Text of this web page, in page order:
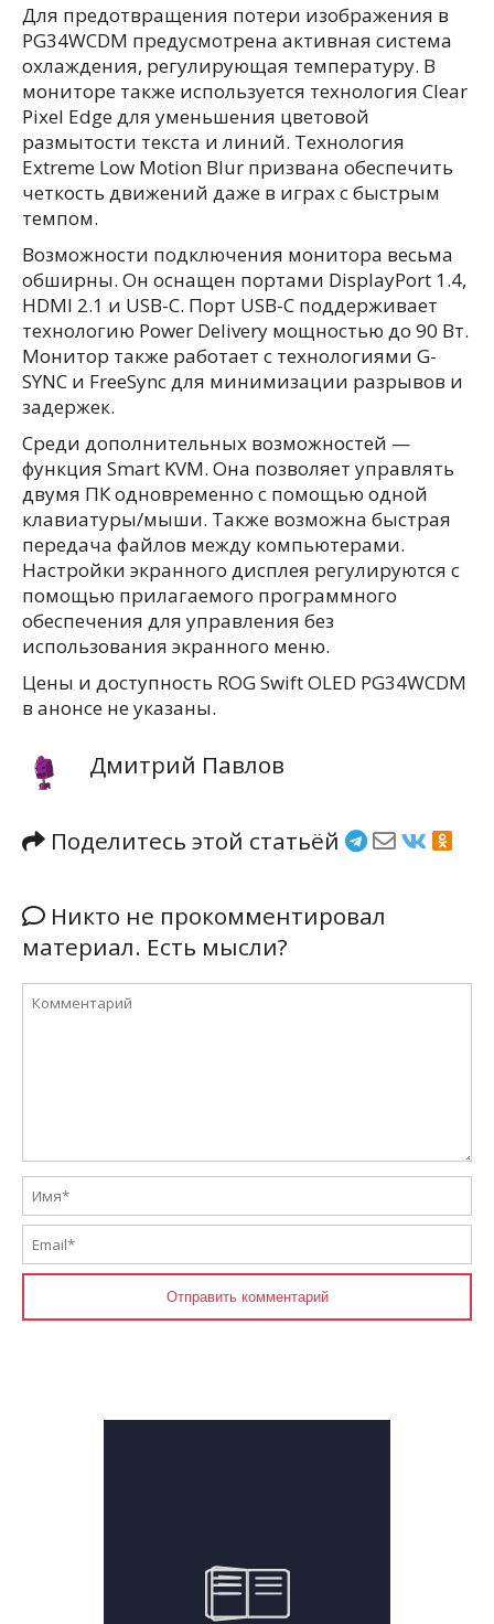
Для предотвращения потери изображения в
PG34WCDM предусмотрена активная система
охлаждения, регулирующая температуру. В
мониторе также используется технология Clear
Pixel Edge для уменьшения цветовой
размытости текста и линий. Технология
Extreme Low Motion Blur призвана обеспечить
четкость движений даже в играх с быстрым
темпом.
Возможности подключения монитора весьма
обширны. Он оснащен портами DisplayPort 1.4,
HDMI 2.1 и USB-C. Порт USB-C поддерживает
технологию Power Delivery мощностью до 90 Вт.
Монитор также работает с технологиями G-
SYNC и FreeSync для минимизации разрывов и
задержек.
Среди дополнительных возможностей —
функция Smart KVM. Она позволяет управлять
двумя ПК одновременно с помощью одной
клавиатуры/мыши. Также возможна быстрая
передача файлов между компьютерами.
Настройки экранного дисплея регулируются с
помощью прилагаемого программного
обеспечения для управления без
использования экранного меню.
Цены и доступность ROG Swift OLED PG34WCDM
в анонсе не указаны.
Дмитрий Павлов
Поделитесь этой статьёй
Никто не прокомментировал
материал. Есть мысли?